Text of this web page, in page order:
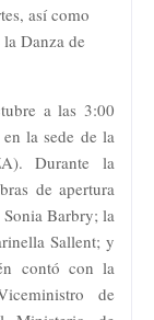
así como
Danza de
a las 3:00
la sede de la
Durante la
de apertura
Barbry; la
Sallent; y
contó con la
de